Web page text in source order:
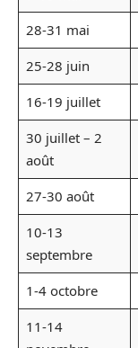
28-31 mai
25-28 juin
16-19 juillet
30 juillet – 2
août
27-30 août
10-13
septembre
1-4 octobre
11-14